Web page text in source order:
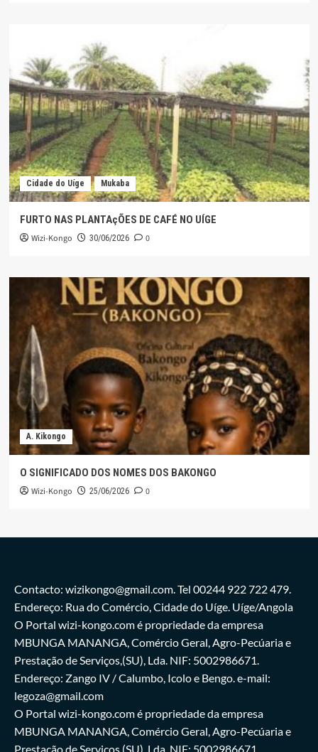
Cidade do Uíge Mukaba
FURTO NAS PLANTAçÕES DE CAFÉ NO UÍGE
Wizi-Kongo 30/06/2026 0
A. Kikongo
O SIGNIFICADO DOS NOMES DOS BAKONGO
Wizi-Kongo 25/06/2026 0
Contacto: wizikongo@gmail.com. Tel 00244 922 722 479.
Endereço: Rua do Comércio, Cidade do Uíge. Uíge/Angola
O Portal wizi-kongo.com é propriedade da empresa
MBUNGA MANANGA, Comércio Geral, Agro-Pecúaria e
Prestação de Serviços,(SU), Lda. NIF: 5002986671.
Endereço: Zango IV / Calumbo, Icolo e Bengo. e-mail:
legoza@gmail.com
O Portal wizi-kongo.com é propriedade da empresa
MBUNGA MANANGA, Comércio Geral, Agro-Pecúaria e
Prestação de Serviços,(SU), Lda. NIF: 5002986671.